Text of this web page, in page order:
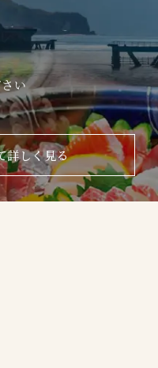
い
詳しく見る